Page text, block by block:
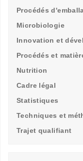
Procédés
Microbiologie
Innovation et
Procédés et
Nutrition
Cadre légal
Statistiques
Techniques et
Trajet qualifiant